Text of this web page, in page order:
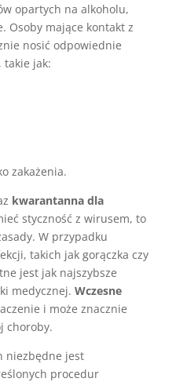
opartych na alkoholu,
Osoby mające kontakt z
nosić odpowiednie
takie jak:
zakażenia.
kwarantanna dla
styczność z wirusem, to
W przypadku
takich jak gorączka czy
jest jak najszybsze
medycznej. Wczesne
i może znacznie
choroby.
niezbędne jest
procedur